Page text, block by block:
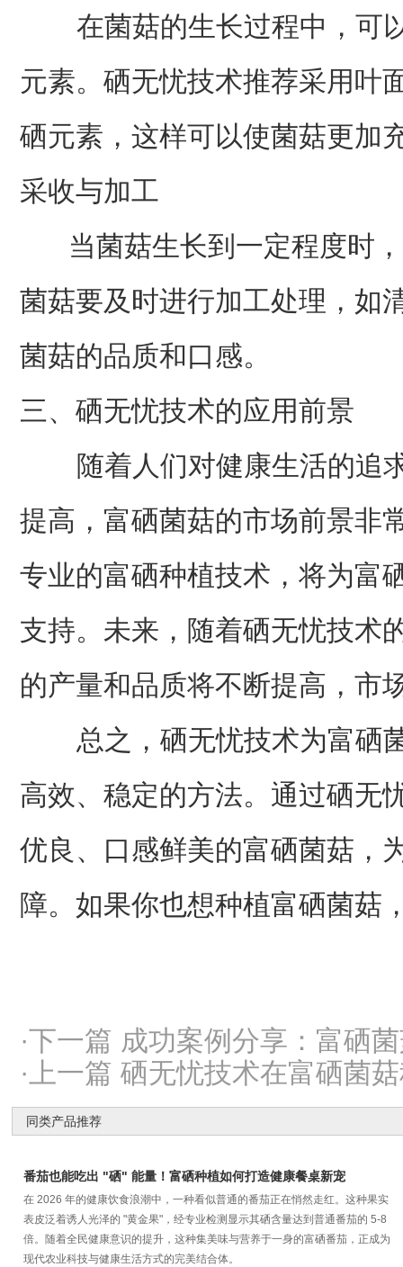
在菌菇的生长过程中，可
元素。硒无忧技术推荐采用叶
硒元素，这样可以使菌菇更加
采收与加工
当菌菇生长到一定程度时，
菌菇要及时进行加工处理，如
菌菇的品质和口感。
三、硒无忧技术的应用前景
随着人们对健康生活的追
提高，富硒菌菇的市场前景非
专业的富硒种植技术，将为富
支持。未来，随着硒无忧技术
的产量和品质将不断提高，市
总之，硒无忧技术为富硒
高效、稳定的方法。通过硒无
优良、口感鲜美的富硒菌菇，
障。如果你也想种植富硒菌菇
·下一篇 成功案例分享：富硒
·上一篇 硒无忧技术在富硒菌
同类产品推荐
番茄也能吃出 "硒" 能量！富硒种植如何打造健康餐桌新宠
在 2026 年的健康饮食浪潮中，一种看似普通的番茄正在悄然走红。这种果实
表皮泛着诱人光泽的 "黄金果"，经专业检测显示其硒含量达到普通番茄的 5-8
倍。随着全民健康意识的提升，这种集美味与营养于一身的富硒番茄，正成为
现代农业科技与健康生活方式的完美结合体。